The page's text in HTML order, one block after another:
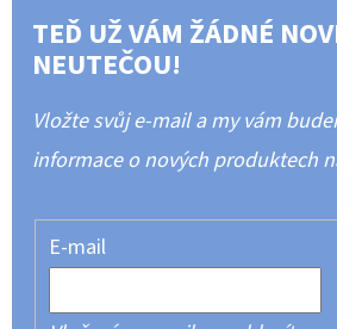
TEĎ UŽ VÁM ŽÁDNÉ
NEUTEČOU!
Vložte svůj e-mail a my vám
informace o nových produktech
E-mail